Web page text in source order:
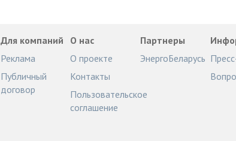
Для компаний
Реклама
Публичный
договор
О нас
О проекте
Контакты
Пользовательское
соглашение
Партнеры
ЭнергоБеларусь